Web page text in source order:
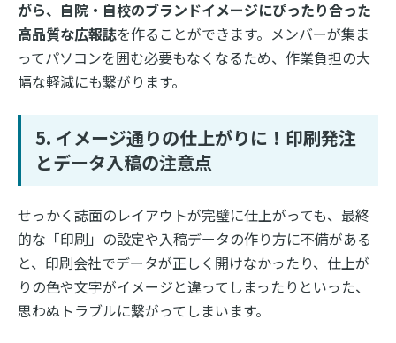
がら、自院・自校のブランドイメージにぴったり合った
高品質な広報誌を作ることができます。メンバーが集ま
ってパソコンを囲む必要もなくなるため、作業負担の大
幅な軽減にも繋がります。
5. イメージ通りの仕上がりに！印刷発注
とデータ入稿の注意点
せっかく誌面のレイアウトが完璧に仕上がっても、最終
的な「印刷」の設定や入稿データの作り方に不備がある
と、印刷会社でデータが正しく開けなかったり、仕上が
りの色や文字がイメージと違ってしまったりといった、
思わぬトラブルに繋がってしまいます。